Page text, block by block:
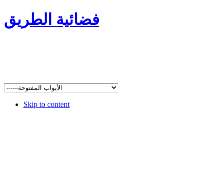
فضائية الطريق
Skip to content